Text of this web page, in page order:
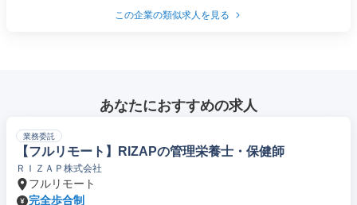
この企業の類似求人を見る
あなたにおすすめの求人
業務委託
【フルリモート】RIZAPの管理栄養士・保健師
ＲＩＺＡＰ株式会社
フルリモート
完全歩合制